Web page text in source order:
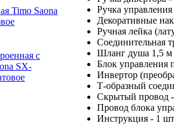
Timo Saona
с
SX-
Ручка
Декоративные
Ручная лейка
Соединительная
Шланг душа 1,5 м
Блок управления
Инвертор
Т-образный
Скрытый провод
Провод блока
Инструкция - 1